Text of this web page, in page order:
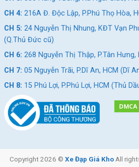
CH 4: 216A Đ. Độc Lập, P.Phú Thọ Hòa,
CH 5: 24 Nguyễn Thị Nhung, KĐT Vạn
(Q.Thủ Đức cũ)
CH 6: 268 Nguyễn Thị Thập, P.Tân Hưng,
CH 7: 05 Nguyễn Trãi, P.Dĩ An, HCM (Dĩ
CH 8: 15 Phú Lợi, P.Phú Lợi, HCM (Thủ
Copyright 2026 © Xe Đạp Giá Kho All